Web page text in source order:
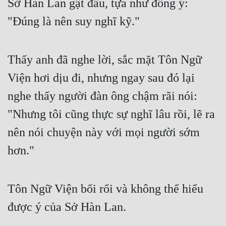
Hài Hước
Hệ Thống
Khoa Huyễn
Khoa Huyễn Không Gian
Kinh Dị
Kỳ Huyễn
Linh Dị
Làm Giàu
Sở Hàn Lan gật đầu, tựa như đồng ý:
"Đúng là nên suy nghĩ kỹ."
Thấy anh đã nghe lời, sắc mặt Tôn Ngữ
Viện hơi dịu đi, nhưng ngay sau đó lại
nghe thấy người đàn ông chậm rãi nói:
"Nhưng tôi cũng thực sự nghĩ lâu rồi, lẽ ra
nên nói chuyện này với mọi người sớm
hơn."
Tôn Ngữ Viện bối rối và không thể hiểu
được ý của Sở Hàn Lan.